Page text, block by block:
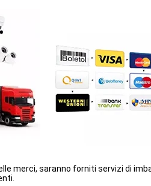
merci, saranno forniti servizi di